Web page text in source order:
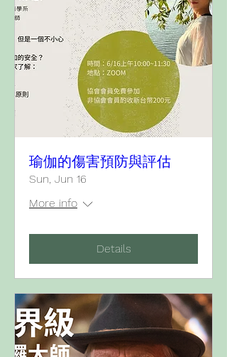
瑜伽的傷害預防與評估
Sun, Jun 16
More info
Details